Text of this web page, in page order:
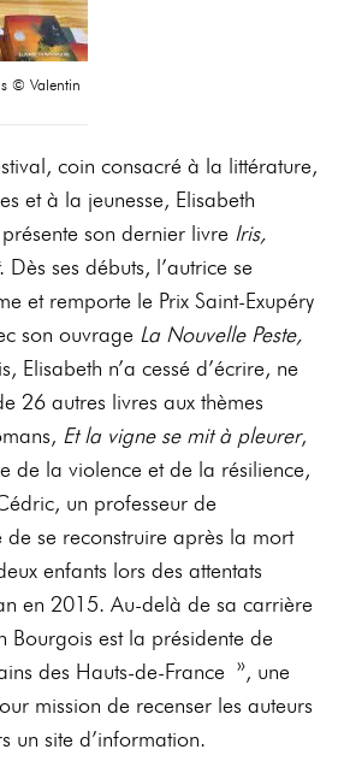
© Valentin
coin consacré à la littérature,
et à la jeunesse, Elisabeth
son dernier livre Iris,
. Dès ses débuts, l’autrice se
et remporte le Prix Saint-Exupéry
son ouvrage La Nouvelle Peste,
Elisabeth n’a cessé d’écrire, ne
26 autres livres aux thèmes
Et la vigne se mit à pleurer,
de la violence et de la résilience,
un professeur de
de se reconstruire après la mort
enfants lors des attentats
en 2015. Au-delà de sa carrière
Bourgois est la présidente de
des Hauts-de-France », une
mission de recenser les auteurs
un site d’information.